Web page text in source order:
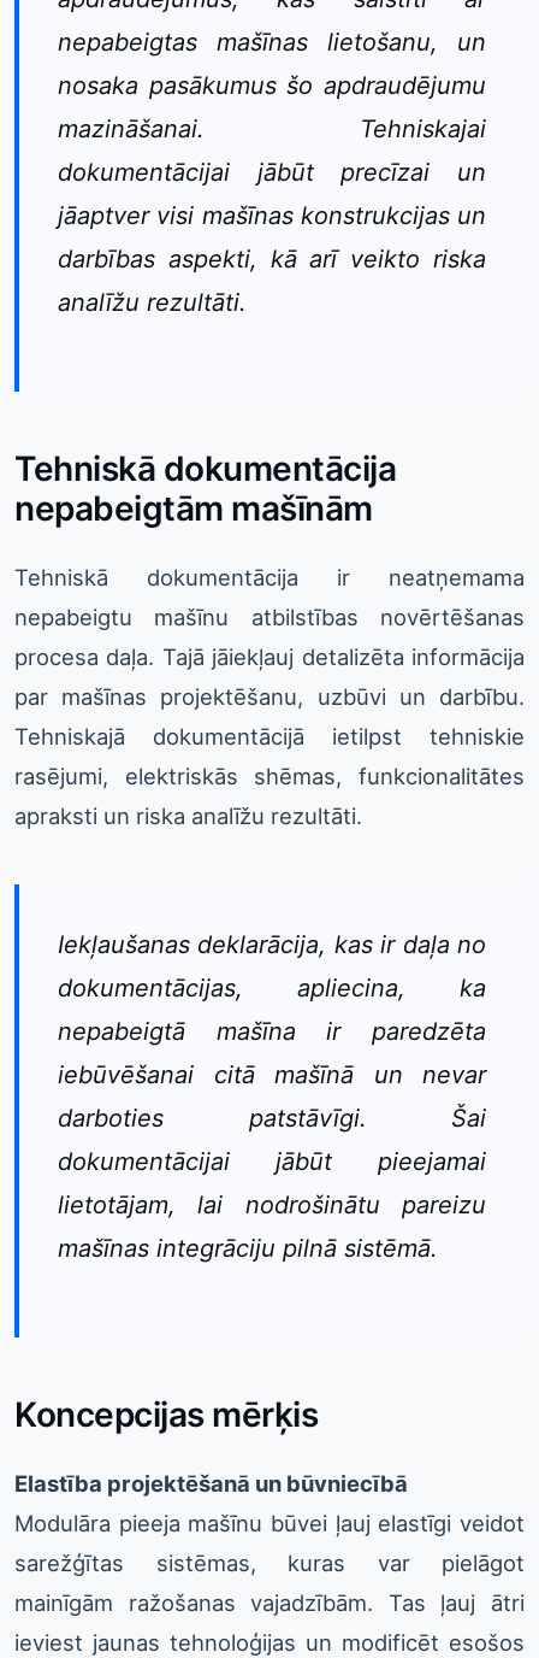
nepabeigtas mašīnas lietošanu, un
nosaka pasākumus šo apdraudējumu
mazināšanai. Tehniskajai
dokumentācijai jābūt precīzai un
jāaptver visi mašīnas konstrukcijas un
darbības aspekti, kā arī veikto riska
analīžu rezultāti.
Tehniskā dokumentācija
nepabeigtām mašīnām
Tehniskā dokumentācija ir neatņemama
nepabeigtu mašīnu atbilstības novērtēšanas
procesa daļa. Tajā jāiekļauj detalizēta informācija
par mašīnas projektēšanu, uzbūvi un darbību.
Tehniskajā dokumentācijā ietilpst tehniskie
rasējumi, elektriskās shēmas, funkcionalitātes
apraksti un riska analīžu rezultāti.
Iekļaušanas deklarācija, kas ir daļa no
dokumentācijas, apliecina, ka
nepabeigtā mašīna ir paredzēta
iebūvēšanai citā mašīnā un nevar
darboties patstāvīgi. Šai
dokumentācijai jābūt pieejamai
lietotājam, lai nodrošinātu pareizu
mašīnas integrāciju pilnā sistēmā.
Koncepcijas mērķis
Elastība projektēšanā un būvniecībā
Modulāra pieeja mašīnu būvei ļauj elastīgi veidot
sarežģītas sistēmas, kuras var pielāgot
mainīgām ražošanas vajadzībām. Tas ļauj ātri
ieviest jaunas tehnoloģijas un modificēt esošos